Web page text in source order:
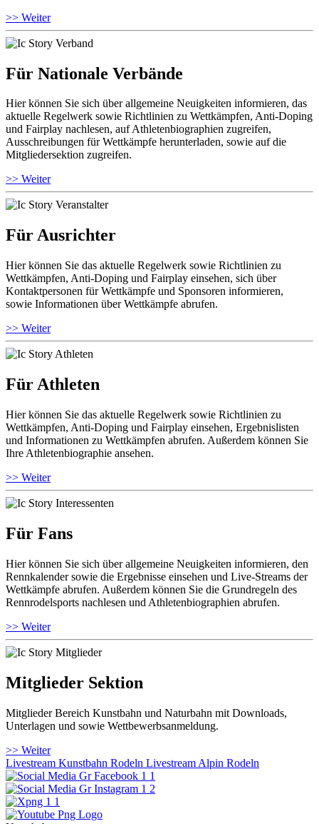
>> Weiter
Für Nationale Verbände
Hier können Sie sich über allgemeine Neuigkeiten informieren, das
aktuelle Regelwerk sowie Richtlinien zu Wettkämpfen, Anti-Doping
und Fairplay nachlesen, auf Athletenbiographien zugreifen,
Ausschreibungen für Wettkämpfe herunterladen, sowie auf die
Mitgliedersektion zugreifen.
>> Weiter
Für Ausrichter
Hier können Sie das aktuelle Regelwerk sowie Richtlinien zu
Wettkämpfen, Anti-Doping und Fairplay einsehen, sich über
Kontaktpersonen für Wettkämpfe und Sponsoren informieren,
sowie Informationen über Wettkämpfe abrufen.
>> Weiter
Für Athleten
Hier können Sie das aktuelle Regelwerk sowie Richtlinien zu
Wettkämpfen, Anti-Doping und Fairplay einsehen, Ergebnislisten
und Informationen zu Wettkämpfen abrufen. Außerdem können Sie
Ihre Athletenbiographie ansehen.
>> Weiter
Für Fans
Hier können Sie sich über allgemeine Neuigkeiten informieren, den
Rennkalender sowie die Ergebnisse einsehen und Live-Streams der
Wettkämpfe abrufen. Außerdem können Sie die Grundregeln des
Rennrodelsports nachlesen und Athletenbiographien abrufen.
>> Weiter
Mitglieder Sektion
Mitglieder Bereich Kunstbahn und Naturbahn mit Downloads,
Unterlagen und sowie Wettbewerbsanmeldung.
>> Weiter
Livestream Kunstbahn Rodeln Livestream Alpin Rodeln